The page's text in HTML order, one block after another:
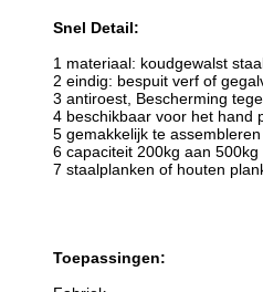
Snel Detail:
1 materiaal: koudgewalst
2 eindig: bespuit verf of
3 antiroest, Bescherming
4 beschikbaar voor het hand
5 gemakkelijk te
6 capaciteit 200kg aan 500kg
7 staalplanken of houten
Toepassingen: